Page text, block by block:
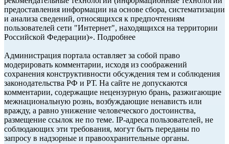
предоставления информации на основе сбора, систематизации
и анализа сведений, относящихся к предпочтениям
пользователей сети "Интернет", находящихся на территории
Российской Федерации)». Подробнее
Администрация портала оставляет за собой право
модерировать комментарии, исходя из соображений
сохранения конструктивности обсуждения тем и соблюдения
законодательства РФ и РТ. На сайте не допускаются
комментарии, содержащие нецензурную брань, разжигающие
межнациональную рознь, возбуждающие ненависть или
вражду, а равно унижение человеческого достоинства,
размещение ссылок не по теме. IP-адреса пользователей, не
соблюдающих эти требования, могут быть переданы по
запросу в надзорные и правоохранительные органы.